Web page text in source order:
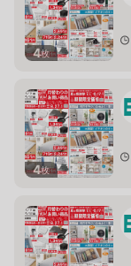
4枚
4枚